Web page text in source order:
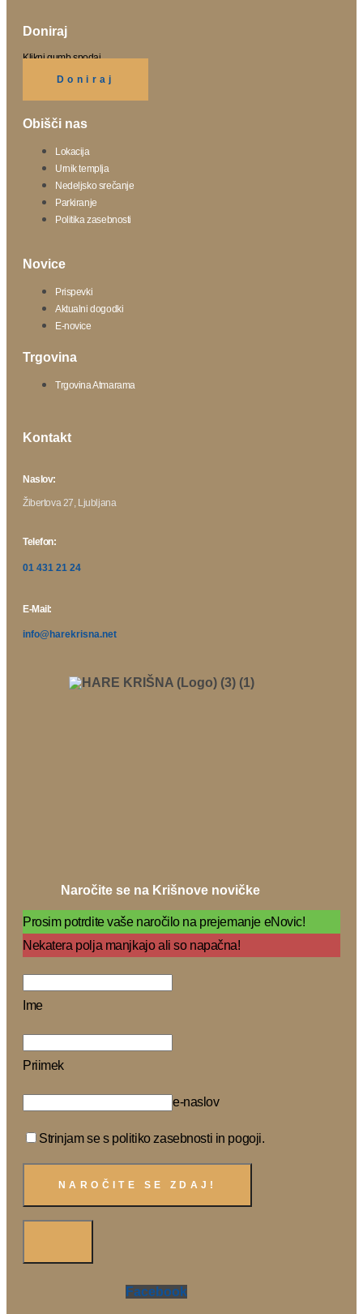
Doniraj
Klikni gumb spodaj.
Doniraj
Obišči nas
Lokacija
Urnik templja
Nedeljsko srečanje
Parkiranje
Politika zasebnosti
Novice
Prispevki
Aktualni dogodki
E-novice
Trgovina
Trgovina Atmarama
Kontakt
Naslov:
Žibertova 27, Ljubljana
Telefon:
01 431 21 24
E-Mail:
info@harekrisna.net
Naročite se na Krišnove novičke
Prosim potrdite vaše naročilo na prejemanje eNovic!
Nekatera polja manjkajo ali so napačna!
Ime
Priimek
e-naslov
Strinjam se s politiko zasebnosti in pogoji.
Facebook